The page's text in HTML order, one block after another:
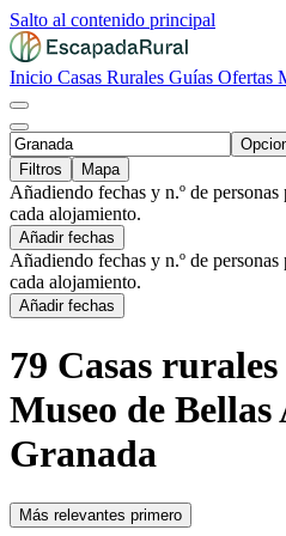
Salto al contenido principal
Inicio Casas Rurales Guías Ofertas
Filtros
Mapa
Añadiendo fechas y n.º de
cada alojamiento.
Añadir fechas
Añadiendo fechas y n.º de
cada alojamiento.
Añadir fechas
79 Casas
Museo de Bellas
Granada
Más relevantes primero